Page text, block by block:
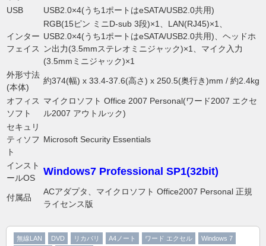
USB
USB2.0×4(うち1ポートはeSATA/USB2.0共用)
インター
フェイス
RGB(15ピン ミニD-sub 3段)×1、LAN(RJ45)×1、
USB2.0×4(うち1ポートはeSATA/USB2.0共用)、ヘッドホ
ン出力(3.5mmステレオミニジャック)×1、マイク入力
(3.5mmミニジャック)×1
外形寸法
(本体)
約374(幅) x 33.4-37.6(高さ) x 250.5(奥行き)mm / 約2.4kg
オフィス
ソフト
マイクロソフト Office 2007 Personal(ワード2007 エクセ
ル2007 アウトルック)
セキュリ
ティソフ
ト
Microsoft Security Essentials
インスト
ールOS
Windows7 Professional SP1(32bit)
付属品
ACアダプタ、マイクロソフト Office2007 Personal 正規
ライセンス版
無線LAN DVD リカバリ A4ノート ワード エクセル
Windows 7